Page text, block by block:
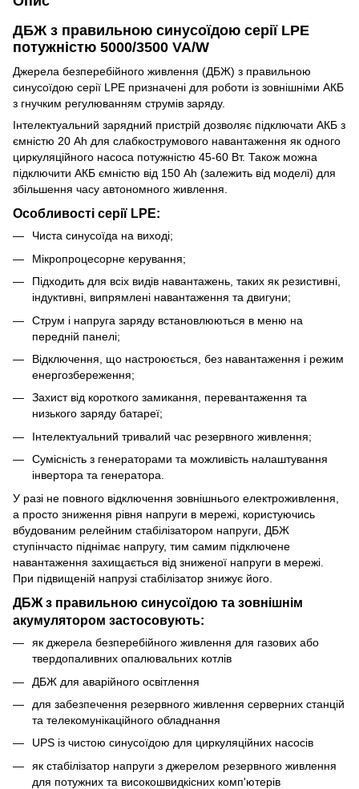
ДБЖ з правильною синусоїдою серії LPE
потужністю 5000/3500 VA/W
Джерела безперебійного живлення (ДБЖ) з правильною
синусоїдою серії LPE призначені для роботи із зовнішніми АКБ
з гнучким регулюванням струмів заряду.
Інтелектуальний зарядний пристрій дозволяє підключати АКБ з
ємністю 20 Ah для слабкострумового навантаження як одного
циркуляційного насоса потужністю 45-60 Вт. Також можна
підключити АКБ ємністю від 150 Ah (залежить від моделі) для
збільшення часу автономного живлення.
Особливості серії LPE:
Чиста синусоїда на виході;
Мікропроцесорне керування;
Підходить для всіх видів навантажень, таких як резистивні,
індуктивні, випрямлені навантаження та двигуни;
Струм і напруга заряду встановлюються в меню на
передній панелі;
Відключення, що настроюється, без навантаження і режим
енергозбереження;
Захист від короткого замикання, перевантаження та
низького заряду батареї;
Інтелектуальний тривалий час резервного живлення;
Сумісність з генераторами та можливість налаштування
інвертора та генератора.
У разі не повного відключення зовнішнього електроживлення,
а просто зниження рівня напруги в мережі, користуючись
вбудованим релейним стабілізатором напруги, ДБЖ
ступінчасто піднімає напругу, тим самим підключене
навантаження захищається від зниженої напруги в мережі.
При підвищеній напрузі стабілізатор знижує його.
ДБЖ з правильною синусоїдою та зовнішнім
акумулятором застосовують:
як джерела безперебійного живлення для газових або
твердопаливних опалювальних котлів
ДБЖ для аварійного освітлення
для забезпечення резервного живлення серверних станцій
та телекомунікаційного обладнання
UPS із чистою синусоїдою для циркуляційних насосів
як стабілізатор напруги з джерелом резервного живлення
для потужних та високошвидкісних комп'ютерів